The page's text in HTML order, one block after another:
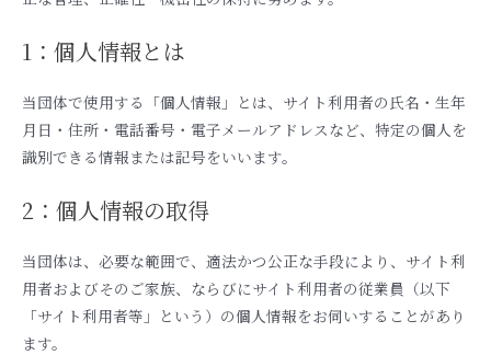
1：個人情報とは
当団体で使用する「個人情報」とは、サイト利用者の氏名・生年
月日・住所・電話番号・電子メールアドレスなど、特定の個人を
識別できる情報または記号をいいます。
2：個人情報の取得
当団体は、必要な範囲で、適法かつ公正な手段により、サイト利
用者およびそのご家族、ならびにサイト利用者の従業員（以下
「サイト利用者等」という）の個人情報をお伺いすることがあり
ます。